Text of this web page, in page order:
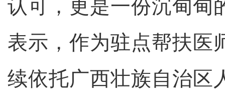
认可，更是一份沉甸甸
表示，作为驻点帮扶医
续依托广西壮族自治区